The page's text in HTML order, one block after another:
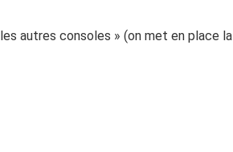
autres consoles » (on met en place la